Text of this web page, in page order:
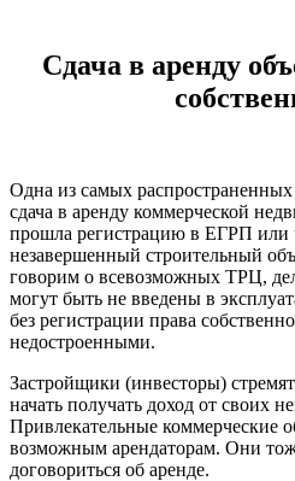
Сдача в аренду
Одна из самых
сдача в аренду коммерческой
прошла регистрацию в ЕГРП или
незавершенный строительный
говорим о всевозможных ТРЦ,
могут быть не введены в
без регистрации права
недостроенными.
Застройщики (инвесторы)
начать получать доход от своих
Привлекательные коммерческие
возможным арендаторам. Они
договориться об аренде.